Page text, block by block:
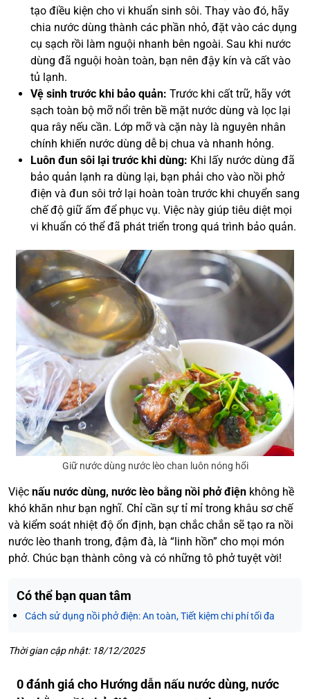
tạo điều kiện cho vi khuẩn sinh sôi. Thay vào đó, hãy
chia nước dùng thành các phần nhỏ, đặt vào các dụng
cụ sạch rồi làm nguội nhanh bên ngoài. Sau khi nước
dùng đã nguội hoàn toàn, bạn nên đậy kín và cất vào
tủ lạnh.
Vệ sinh trước khi bảo quản: Trước khi cất trữ, hãy vớt
sạch toàn bộ mỡ nổi trên bề mặt nước dùng và lọc lại
qua rây nếu cần. Lớp mỡ và cặn này là nguyên nhân
chính khiến nước dùng dễ bị chua và nhanh hỏng.
Luôn đun sôi lại trước khi dùng: Khi lấy nước dùng đã
bảo quản lạnh ra dùng lại, bạn phải cho vào nồi phở
điện và đun sôi trở lại hoàn toàn trước khi chuyển sang
chế độ giữ ấm để phục vụ. Việc này giúp tiêu diệt mọi
vi khuẩn có thể đã phát triển trong quá trình bảo quản.
Giữ nước dùng nước lèo chan luôn nóng hổi
Việc nấu nước dùng, nước lèo bằng nồi phở điện không hề
khó khăn như bạn nghĩ. Chỉ cần sự tỉ mỉ trong khâu sơ chế
và kiểm soát nhiệt độ ổn định, bạn chắc chắn sẽ tạo ra nồi
nước lèo thanh trong, đậm đà, là “linh hồn” cho mọi món
phở. Chúc bạn thành công và có những tô phở tuyệt vời!
Có thể bạn quan tâm
Cách sử dụng nồi phở điện: An toàn, Tiết kiệm chi phí tối đa
Thời gian cập nhật: 18/12/2025
0 đánh giá cho Hướng dẫn nấu nước dùng, nước